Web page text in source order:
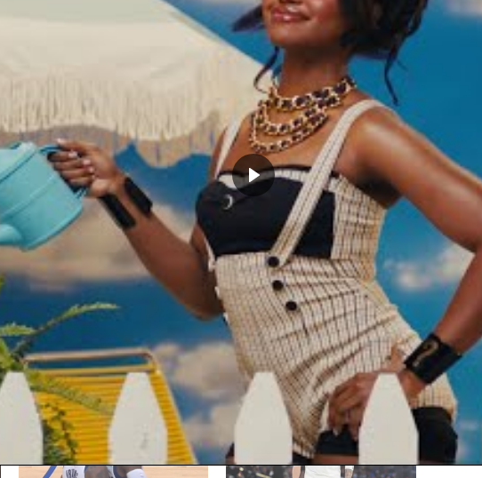
une nouvelle étape. Peu importe le
on a le sentiment d’avoir de
qui matchent avec Luka »
très actifs sur le marché des agents libres cet
maintenu, de nombreux joueurs ont intérêt à
la franchise du Texas veut enfin passer ce
et garder Luka Doncic le plus longtemps